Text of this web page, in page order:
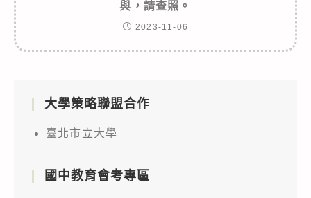
與，請查照。
2023-11-06
大學策略聯盟合作
臺北市立大學
國中教育會考專區